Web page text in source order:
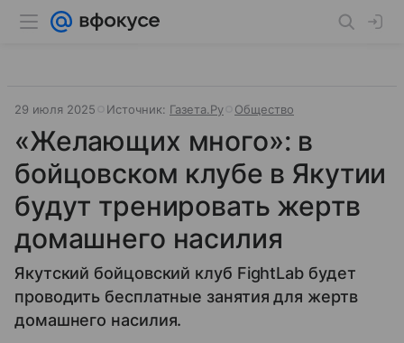
29 июля 2025 Источник: Газета.Ру Общество
«Желающих много»: в
бойцовском клубе в Якутии
будут тренировать жертв
домашнего насилия
Якутский бойцовский клуб FightLab будет
проводить бесплатные занятия для жертв
домашнего насилия.